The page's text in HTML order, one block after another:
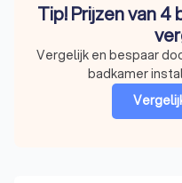
Tip! Prijzen van
Vergelijk en bespaar
badkamer